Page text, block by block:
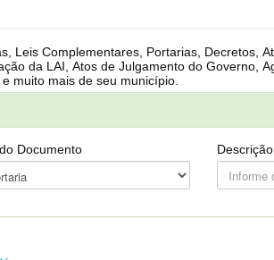
Interno, Pauta
Câmara, Controle dos bens públicos e muito mais de seu município.
Documento Descrição